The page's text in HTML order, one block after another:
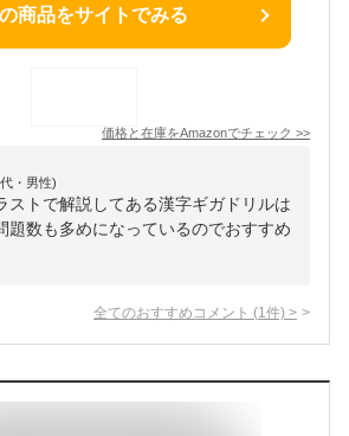
商品をサイトでみる
価格と在庫をAmazonでチェック >>
・男性)
ストで解説してある漢字ギガドリルは
題数も多めになっているのでおすすめ
全てのおすすめコメント (1 件) >